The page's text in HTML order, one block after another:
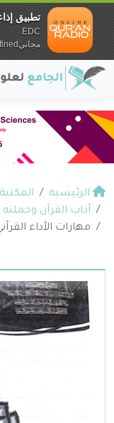
الرئيسية
آداب القرآن وحملته
مهارات الأداء
تطبيق
EDC
مجانيundefined